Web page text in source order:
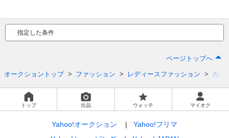
指定した条件
ページトップへ
オークショントップ ファッション レディースファッション カッ
トップ 出品 ウォッチ マイオク
Yahoo!オークション
Yahoo!フリマ